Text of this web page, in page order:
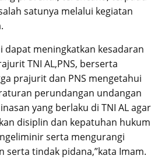
satunya melalui kegiatan
dapat meningkatkan kesadaran
TNI AL,PNS, berserta
prajurit dan PNS mengetahui
perundangan undangan
yang berlaku di TNI AL agar
disiplin dan kepatuhan hukum
serta mengurangi
serta tindak pidana,”kata Imam.